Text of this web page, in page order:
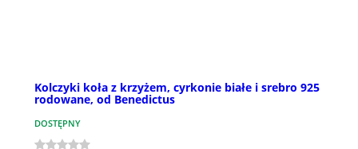
Kolczyki koła z krzyżem, cyrkonie białe i srebro 925
rodowane, od Benedictus
DOSTĘPNY